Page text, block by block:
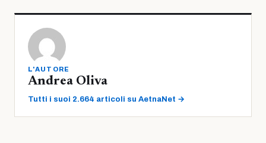
L'AUTORE
Andrea Oliva
Tutti i suoi 2.664 articoli su AetnaNet →